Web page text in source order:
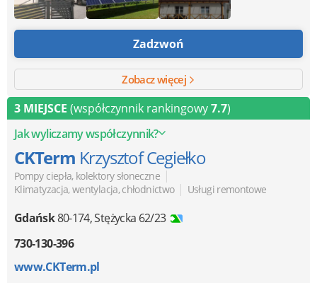
Zadzwoń
Zobacz więcej
3 MIEJSCE (współczynnik rankingowy7.7)
Jak wyliczamy współczynnik?
CKTerm Krzysztof Cegiełko
Pompy ciepła, kolektory słoneczne |
Klimatyzacja, wentylacja, chłodnictwo | Usługi remontowe
Gdańsk80-174,Stężycka 62/23
730-130-396
www.CKTerm.pl